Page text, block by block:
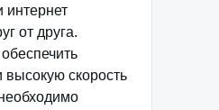
интернет
от друга.
высокую скорость